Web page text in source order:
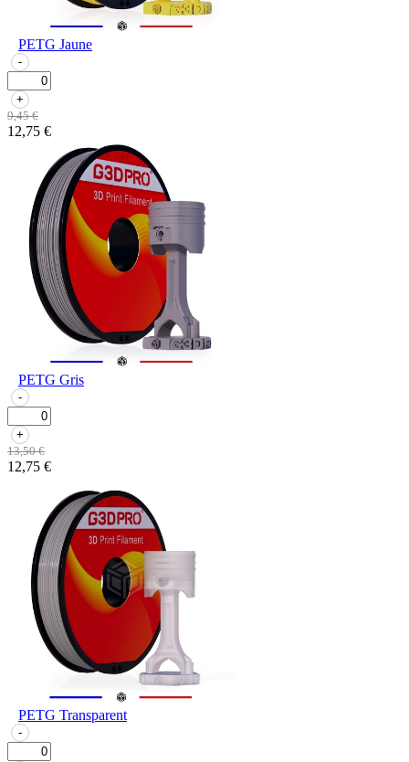
PETG Jaune
-
+
9,45 €
12,75 €
PETG Gris
-
+
13,50 €
12,75 €
PETG Transparent
-